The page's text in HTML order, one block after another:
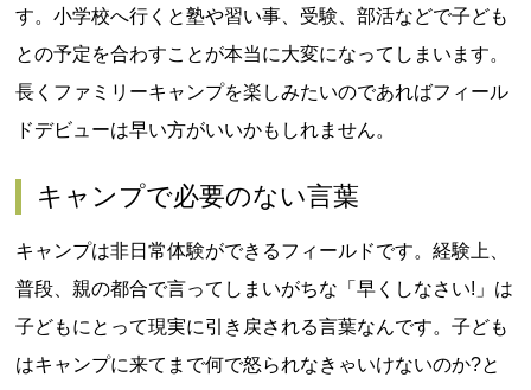
す。小学校へ行くと塾や習い事、受験、部活などで子ども
との予定を合わすことが本当に大変になってしまいます。
長くファミリーキャンプを楽しみたいのであればフィール
ドデビューは早い方がいいかもしれません。
キャンプで必要のない言葉
キャンプは非日常体験ができるフィールドです。経験上、
普段、親の都合で言ってしまいがちな「早くしなさい!」は
子どもにとって現実に引き戻される言葉なんです。子ども
はキャンプに来てまで何で怒られなきゃいけないのか?と